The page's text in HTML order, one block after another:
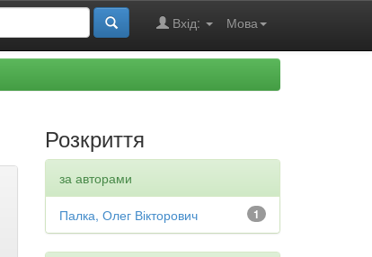
Мова
Вхід:
Розкриття
за авторами
1
Палка, Олег Вікторович